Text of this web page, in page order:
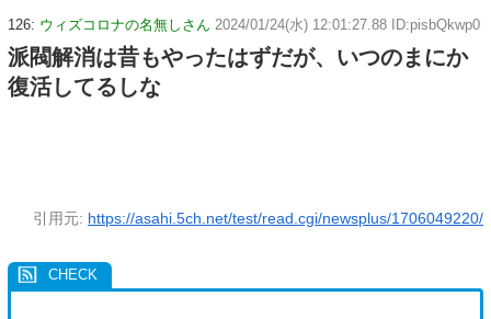
126: ウィズコロナの名無しさん 2024/01/24(水) 12:01:27.88 ID:pisbQkwp0
派閥解消は昔もやったはずだが、いつのまにか
復活してるしな
引用元: https://asahi.5ch.net/test/read.cgi/newsplus/1706049220/